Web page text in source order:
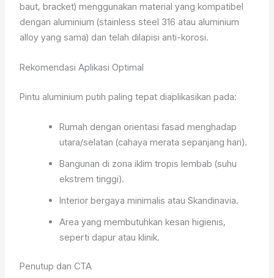
baut, bracket) menggunakan material yang kompatibel
dengan aluminium (stainless steel 316 atau aluminium
alloy yang sama) dan telah dilapisi anti-korosi.
Rekomendasi Aplikasi Optimal
Pintu aluminium putih paling tepat diaplikasikan pada:
Rumah dengan orientasi fasad menghadap
utara/selatan (cahaya merata sepanjang hari).
Bangunan di zona iklim tropis lembab (suhu
ekstrem tinggi).
Interior bergaya minimalis atau Skandinavia.
Area yang membutuhkan kesan higienis,
seperti dapur atau klinik.
Penutup dan CTA